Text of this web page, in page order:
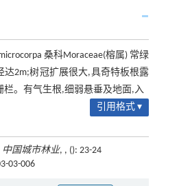
桑科Moraceae(榕属) 常绿
达2m;树冠扩展很大,具奇特板根露
栏。有气生根,细弱悬垂及地面,入
引用格式 ▾
中国城市林业, , (): 23-24
03-006